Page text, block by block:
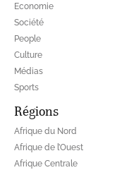
Economie
Société
People
Culture
Médias
Sports
Régions
Afrique du Nord
Afrique de l’Ouest
Afrique Centrale